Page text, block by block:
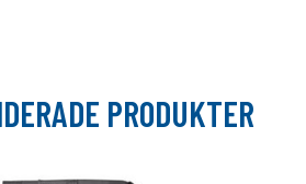
PRODUKTER